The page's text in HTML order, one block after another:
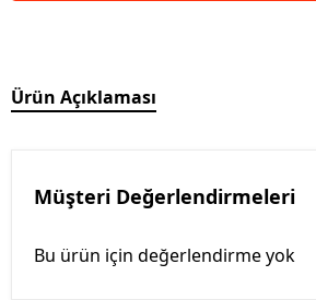
Ürün Açıklaması
Müşteri Değerlendirmeleri
Bu ürün için değerlendirme yok